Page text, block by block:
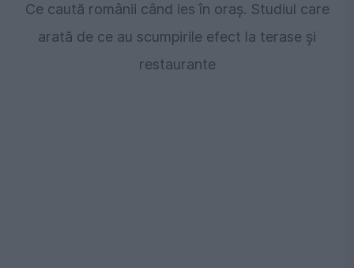
Ce caută românii când ies în oraș. Studiul care
arată de ce au scumpirile efect la terase și
restaurante